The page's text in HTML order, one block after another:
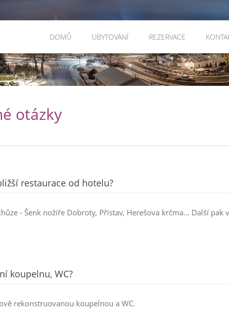
DOMŮ UBYTOVÁNÍ REZERVACE
otázky
restaurace od hotelu?
- Šenk nožíře Dobroty, Přístav, Herešova krčma... Další pak
koupelnu, WC?
rekonstruovanou koupelnou a WC.